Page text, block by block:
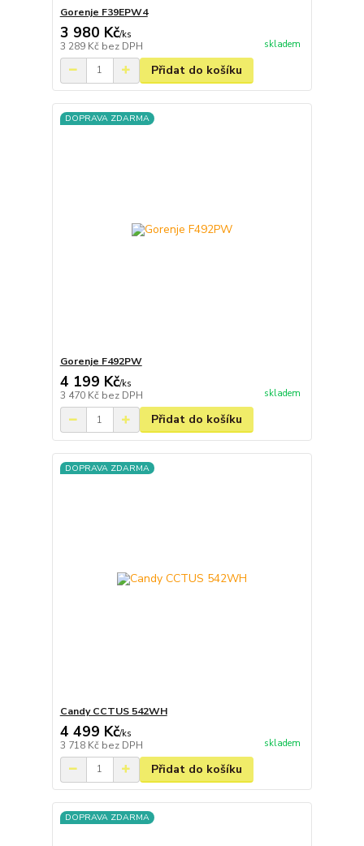
Gorenje F39EPW4
3 980 Kč/ks
3 289 Kč bez DPH skladem
Přidat do košíku
DOPRAVA ZDARMA
Gorenje F492PW
4 199 Kč/ks
3 470 Kč bez DPH skladem
Přidat do košíku
DOPRAVA ZDARMA
Candy CCTUS 542WH
4 499 Kč/ks
3 718 Kč bez DPH skladem
Přidat do košíku
DOPRAVA ZDARMA